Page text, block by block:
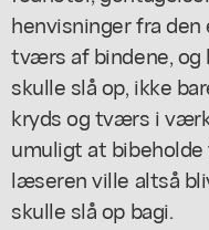
henvisninger fra
tværs af bindene,
skulle slå op, ikke
kryds og tværs i
umuligt at
læseren ville altså
skulle slå op bagi.